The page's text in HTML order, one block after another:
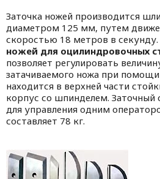
Заточка ножей производится
диаметром 125 мм, путем
скоростью 18 метров в секунду.
ножей для оцилиндровочных
позволяет регулировать
затачиваемого ножа при
находится в верхней части
корпус со шпинделем. Заточный
для управления одним
составляет 78 кг.